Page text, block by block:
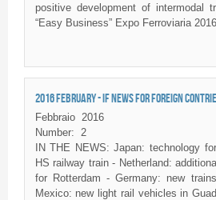
positive development of intermodal
“Easy Business” Expo Ferroviaria2016
2016 FEBRUARY - IF NEWS FOR FOREIGN
Febbraio
2016
Number:
2
IN THE NEWS: Japan: technology
HS railway train - Netherland:
for Rotterdam - Germany: new
Mexico: new light rail vehicles in